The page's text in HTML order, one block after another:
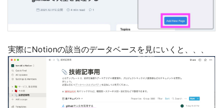
実際にNotionの該当のデータベースを見にいくと、、、